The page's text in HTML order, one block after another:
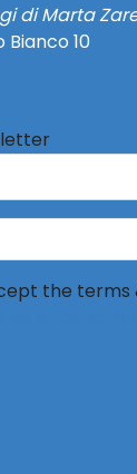
di Marta
Bianco 10
the terms